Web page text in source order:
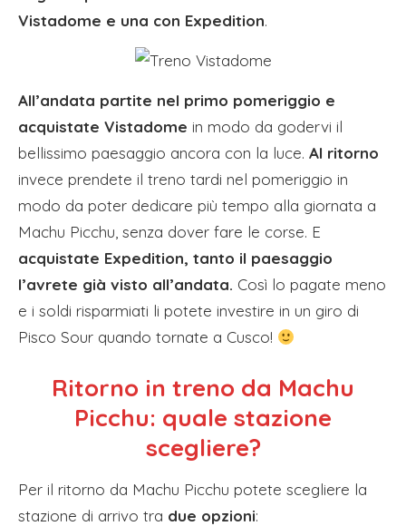
Vistadome e una con Expedition.
All’andata partite nel primo pomeriggio e
acquistate Vistadome in modo da godervi il
bellissimo paesaggio ancora con la luce. Al ritorno
invece prendete il treno tardi nel pomeriggio in
modo da poter dedicare più tempo alla giornata a
Machu Picchu, senza dover fare le corse. E
acquistate Expedition, tanto il paesaggio
l’avrete già visto all’andata. Così lo pagate meno
e i soldi risparmiati li potete investire in un giro di
Pisco Sour quando tornate a Cusco!
Ritorno in treno da Machu
Picchu: quale stazione
scegliere?
Per il ritorno da Machu Picchu potete scegliere la
stazione di arrivo tra due opzioni: